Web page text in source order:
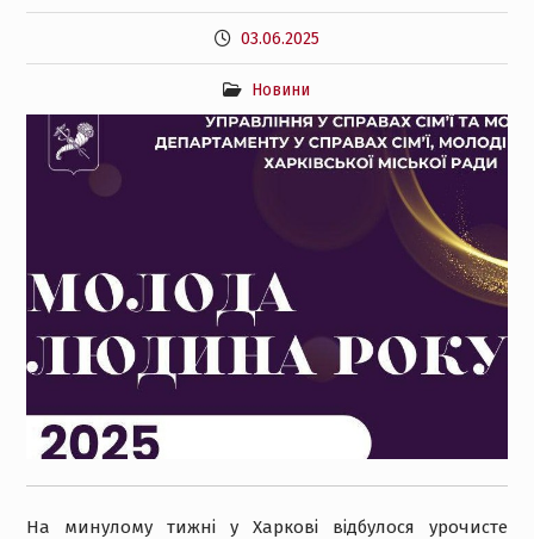
03.06.2025
Новини
На минулому тижні у Харкові відбулося урочисте